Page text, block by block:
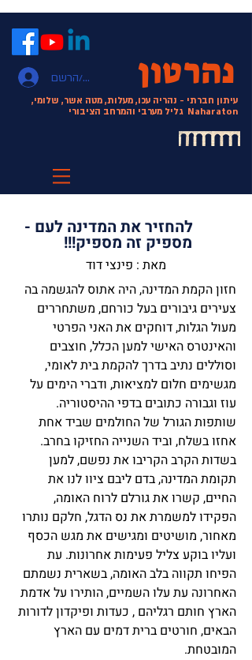
התחבר/הרשם נהרטון
עיתון חברתי - נהריה עכו, מעלות, מטה אשר, שלומי,
גליל מערבי והמרחב הציבוריNaharaton
להחזיר את המדינה לעם -
מספיק זה מספיק!!!
מאת : פינצי דוד
חזון הקמת המדינה, היה אתוס להגשמה בה
צעירים גיבורים בעל כורחם, משתחררים
מעול הגלות, דוחקים את האני הפרטי
והאינטרס האישי למען הכלל, חוצבים
וסוללים נתיב בדרך להקמת בית לאומי,
מגשימים חלום למציאות, ודברי הימים על
עוז וגבורה כתובים בדפי ההיסטוריה.
שותפות הגורל של החולמים שביד אחת
אחזו בשלח, וביד השנייה החזיקו בחרב.
בשדות הקרב הקריבו את נפשם, למען
תקומת המדינה, בדם ליבם ציוו לנו את
החיים, קשרו את גורלם לרוח האומה,
הפקידו למשמרת את נס הדגל, חלקם נותרו
מאחור, מושיטים ומגישים את מגש הכסף
ועליו בוקע צליל פעימות אחרונות. עת
הפיחו תקווה בלב האומה, בשארית נשמתם
האחרונה עת עלו השמיים, הותירו על אדמת
הארץ חותם רגליהם , כעדות ופיקדון לדורות
הבאים, חורטים ברית דמים עם הארץ
המובטחת.